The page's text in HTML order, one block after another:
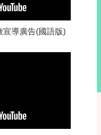
宣導廣告(國語版)